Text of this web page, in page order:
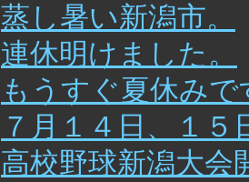
蒸し暑い新潟市。
連休明けました。
もうすぐ夏休みで
７月１４日、１
高校野球新潟大会